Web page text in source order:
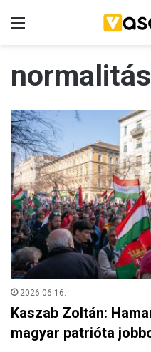
normalitás
2026.06.16.
Kaszab Zoltán:
magyar patrióta